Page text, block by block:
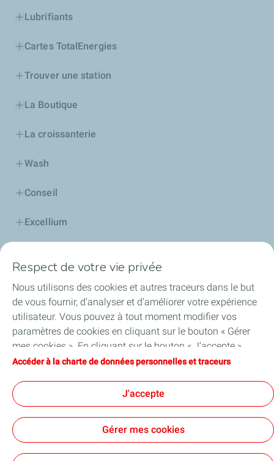
Lubrifiants
Cartes TotalEnergies
Trouver une station
La Boutique
La croissanterie
Wash
Conseil
Excellium
Station solaire
Jeune gérant
Contact Service Client
Bonjour l'énergie solaire !
Respect de votre vie privée
Nous utilisons des cookies et autres traceurs dans le but
de vous fournir, d’analyser et d’améliorer votre expérience
utilisateur. Vous pouvez à tout moment modifier vos
paramètres de cookies en cliquant sur le bouton « Gérer
mes cookies ». En cliquant sur le bouton « J’accepte »,
vous acceptez le dépôt de l’ensemble des cookies. Dans le
techniques nécessaires au bon fonctionnement du site
seront utilisés. Pour plus d’informations, vous pouvez
consulter la page « Charte de données personnelles et
traceurs ».
Accéder à la charte de données personnelles et traceurs
J'accepte
Gérer mes cookies